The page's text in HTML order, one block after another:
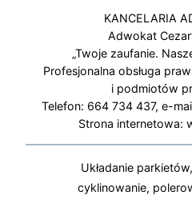
KANCELARIA
Adwokat
„Twoje zaufanie.
Profesjonalna obsługa
i podmiotów
Telefon: 664 734 437, e-
Strona internetowa:
Układanie
cyklinowanie,